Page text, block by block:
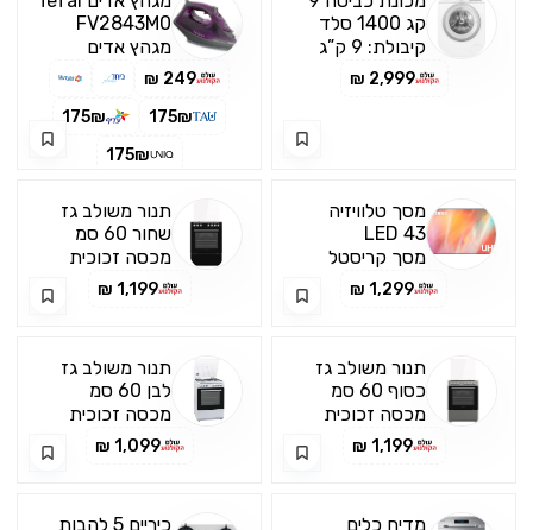
קג 1400 סלד
BOSCH
WAN28293
קיבולת: 9 ק”ג
מהירות סחיטה
מרבית: 1400
ליטרים!
2,999 ₪
FV2843M0
מגהץ אדים
2,600 וואט
מדגם
FV2843M0 של
Tefal עם תחתית
Ceramic
מהיר ונוח
249 ₪
175₪
175₪
175₪
מסך טלוויזיה
LED 43
Samsung
43AU7700
מסך קריסטל
גודל 43″ סמסונג
סדרת 7
Smart
1,299 ₪
תנור משולב גז
שחור 60 סמ
Nakasumi
NAK-FSC60-
BL
מכסה זכוכית
תאורה פנימית
חלקו העליון של
1,199 ₪
תנור משולב גז
כסוף 60 סמ
Nakasumi
NAK-FSC60-IX
מכסה זכוכית
תאורה פנימית
1,199 ₪
תנור משולב גז
לבן 60 סמ
Nakasumi
NAK-FSC60-W
מכסה זכוכית
תאורה פנימית
1,099 ₪
מדיח כלים
כיריים 5 להבות